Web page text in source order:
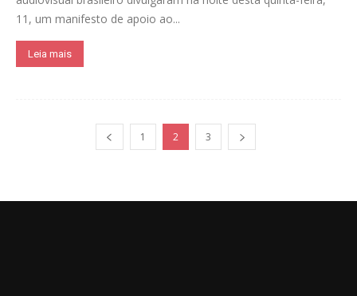
11, um manifesto de apoio ao...
Leia mais
1 2 3